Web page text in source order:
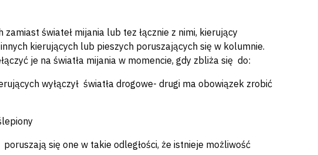
świateł mijania lub tez łącznie z nimi, kierujący
kierujących lub pieszych poruszających się w kolumnie.
je na światła mijania w momencie, gdy zbliża się do:
wyłączył światła drogowe- drugi ma obowiązek zrobić
się one w takie odległości, że istnieje możliwość